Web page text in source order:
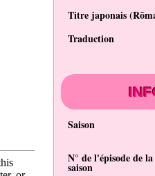
Titre japonais (
Traduction
Saison
N° de l'épisode de la
saison